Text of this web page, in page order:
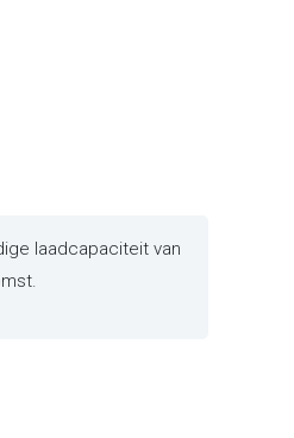
laadcapaciteit van